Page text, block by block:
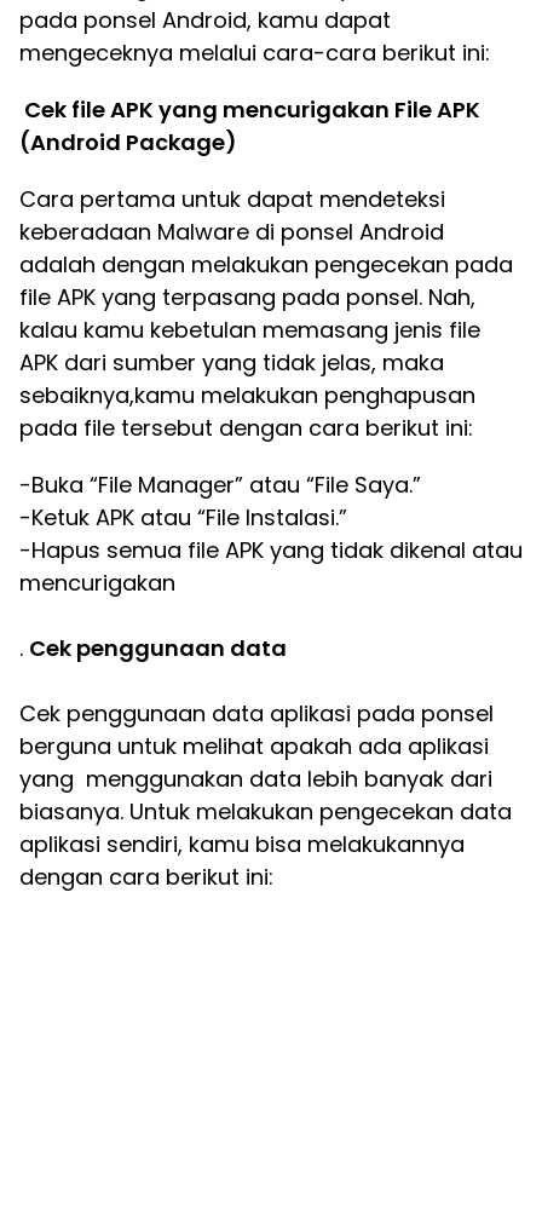
pada ponsel Android, kamu dapat
mengeceknya melalui cara-cara berikut ini:
Cek file APK yang mencurigakan File APK
(Android Package)
Cara pertama untuk dapat mendeteksi
keberadaan Malware di ponsel Android
adalah dengan melakukan pengecekan pada
file APK yang terpasang pada ponsel. Nah,
kalau kamu kebetulan memasang jenis file
APK dari sumber yang tidak jelas, maka
sebaiknya,kamu melakukan penghapusan
pada file tersebut dengan cara berikut ini:
-Buka “File Manager” atau “File Saya.”
-Ketuk APK atau “File Instalasi.”
-Hapus semua file APK yang tidak dikenal atau
mencurigakan
. Cek penggunaan data
Cek penggunaan data aplikasi pada ponsel
berguna untuk melihat apakah ada aplikasi
yang menggunakan data lebih banyak dari
biasanya. Untuk melakukan pengecekan data
aplikasi sendiri, kamu bisa melakukannya
dengan cara berikut ini: